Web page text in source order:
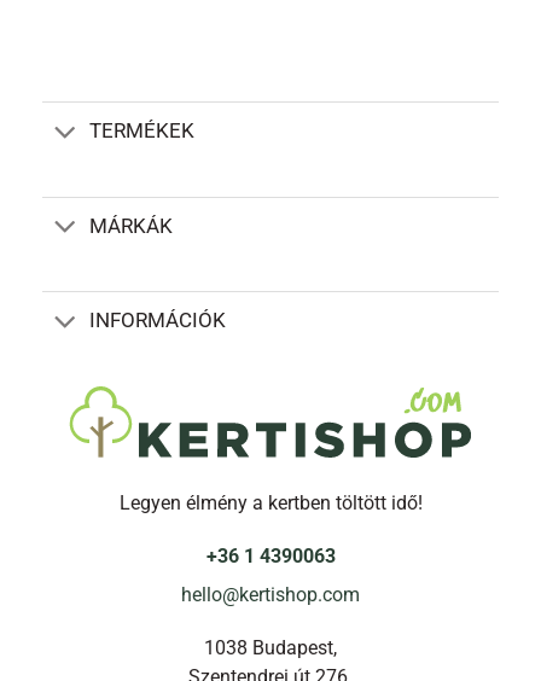
TERMÉKEK
MÁRKÁK
INFORMÁCIÓK
Legyen élmény a kertben töltött idő!
+36 1 4390063
hello@kertishop.com
1038 Budapest,